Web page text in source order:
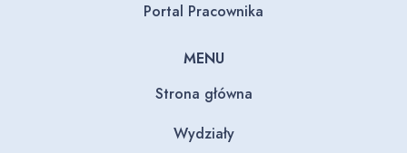
Portal Pracownika
MENU
Strona główna
Wydziały